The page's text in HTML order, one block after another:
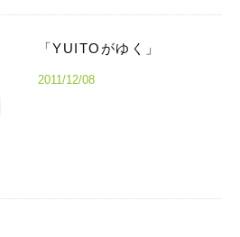
「YUITOがゆく」
2011/12/08